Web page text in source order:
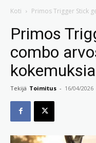
Koti Primos Trigger Stick
Primos
combo
kokemuksia
Tekijä Toimitus - 16/04/2026